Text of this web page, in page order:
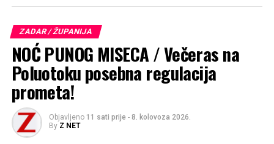
ZADAR / ŽUPANIJA
NOĆ PUNOG MISECA / Večeras na
Poluotoku posebna regulacija
prometa!
Objavljeno 11 sati prije - 8. kolovoza 2026.
By Z NET